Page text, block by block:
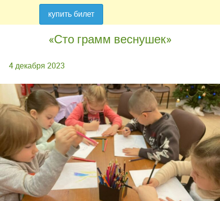
купить билет
«Сто грамм веснушек»
4 декабря 2023